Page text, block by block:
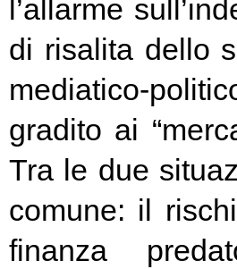
l’allarme
di risalita dello
mediatico-
gradito ai
Tra le due
comune: il
finanza